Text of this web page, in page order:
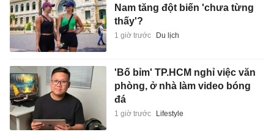
Nam tăng đột biến 'chưa từng
thấy'?
1 giờ trước Du lịch
'Bố bỉm' TP.HCM nghỉ việc văn
phòng, ở nhà làm video bóng
đá
1 giờ trước Lifestyle